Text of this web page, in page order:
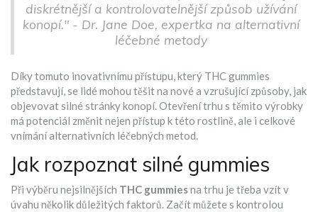
diskrétnější a kontrolovatelnější způsob užívání
konopí." - Dr. Jane Doe, expertka na alternativní
léčebné metody
Díky tomuto inovativnímu přístupu, který THC gummies
představují, se lidé mohou těšit na nové a vzrušující způsoby, jak
objevovat silné stránky konopí. Otevření trhu s těmito výrobky
má potenciál změnit nejen přístup k této rostlině, ale i celkové
vnímání alternativních léčebných metod.
Jak rozpoznat silné gummies
Při výběru nejsilnějších THC gummiesna trhu je třeba vzít v
úvahu několik důležitých faktorů. Začít můžete s kontrolou